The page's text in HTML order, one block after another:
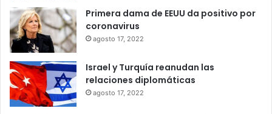
Primera dama de EEUU da positivo por
coronavirus
agosto 17, 2022
Israel y Turquía reanudan las
relaciones diplomáticas
agosto 17, 2022